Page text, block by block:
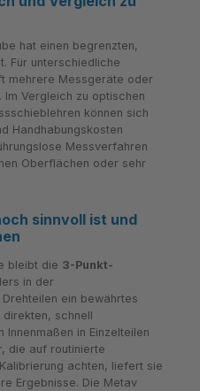
hat einen begrenzten,
Für unterschiedliche
mehrere Messgeräte oder
Im Vergleich zu optischen
können sich
Handhabungskosten
Messverfahren
Oberflächen oder sehr
sinnvoll ist und
bleibt die 3-Punkt-
in der
Drehteilen ein bewährtes
schnell
in Einzelteilen
die auf routinierte
achten, liefert sie
Ergebnisse. Die Metav